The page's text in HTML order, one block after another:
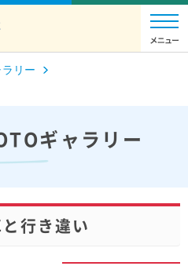
リー
ギャラリー
行き違い